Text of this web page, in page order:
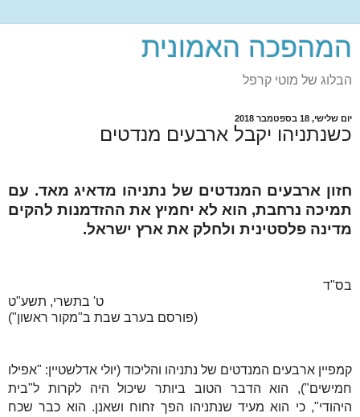
המהפכה האמונית
הבלוג של מוטי קרפל
יום שלישי, 18 בספטמבר 2018
כשנתניהו יקבל ארבעים מנדטים
חזון ארבעים המנדטים של נתניהו מדאיג מאד. עם
תמיכה נרחבת, הוא לא יחמיץ את ההזדמנות להקים
מדינה פלסטינית ולחלק את ארץ ישראל.
בס"ד
ט' בתשרי, תשע"ט
(פורסם בערב שבת ב"מקור ראשון")
קמפיין ארבעים המנדטים של נתניהו והליכוד (יולי אדלשטיין: "אפילו
חמישים"), הוא הדבר הטוב ביותר שיכול היה לקרות ל"בית
היהודי", כי הוא מעיד שנתניהו הפך זחוח ושאנן. הוא כבר שכח